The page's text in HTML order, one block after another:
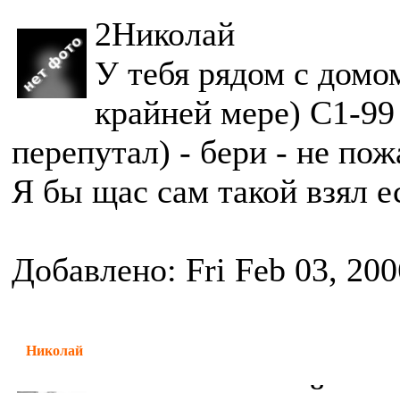
2Николай
У тебя рядом с
крайней мере) С1-
перепутал) - бери - не
Я бы щас сам такой взял
Добавлено: Fri Feb 03,
Николай